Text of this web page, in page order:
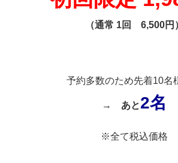
（通常 1回 6,500円）
予約多数のため先着10名
→ あと2名
※全て税込価格